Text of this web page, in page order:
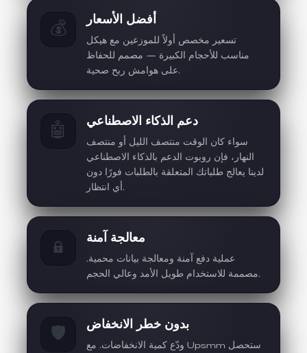
💰
أفضل الأسعار
تسعير مخصص أولاً للموزعين مع هيكل
مناسب للأحجام الكبيرة — مصمم للحفاظ
على هوامش ربح صحية.
🤖
دعم الذكاء الاصطناعي
سواء كان الوقت منتصف الليل أو منتصف
النهار، فإن روبوت الدعم بالذكاء الاصطناعي
لدينا يعالج طلباتك المتعلقة بالطلبات فورًا دون
أي انتظار.
🔒
معالجة آمنة
عملية دفع آمنة ومعالجة بيانات محمية.
مصممة للاستخدام طويل الأمد وعالي الحجم.
🛡️
بدون خطر الانخفاض
ودّع كمية الانخفاضات. مع Upsmm ستحصل